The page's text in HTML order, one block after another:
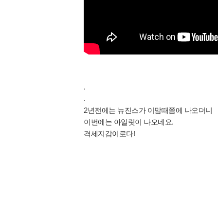
.
.
2년전에는 뉴진스가 이맘때쯤에 나오더니
이번에는 아일릿이 나오네요.
격세지감이로다!